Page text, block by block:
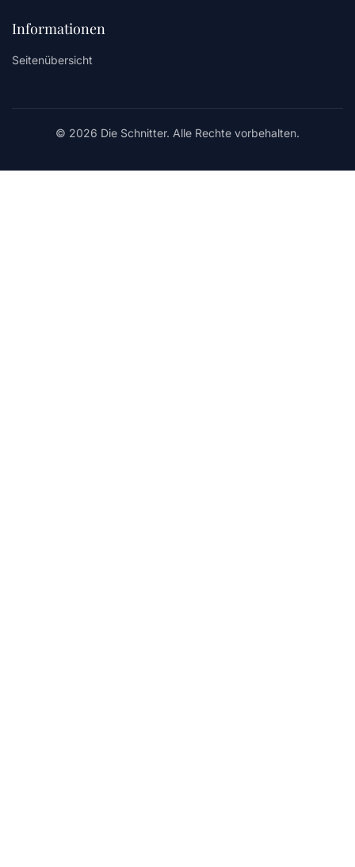
Informationen
Seitenübersicht
© 2026 Die Schnitter. Alle Rechte vorbehalten.